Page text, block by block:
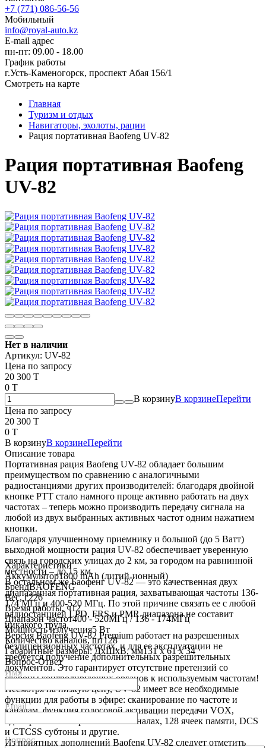
+7 (771) 086-56-56
Мобильный
info@royal-auto.kz
E-mail адрес
пн-пт: 09.00 - 18.00
График работы
г.Усть-Каменогорск, проспект Абая 156/1
Смотреть на карте
Главная
Туризм и отдых
Навигаторы, эхолоты, рации
Рация портативная Baofeng UV-82
Рация портативная Baofeng
UV-82
Нет в наличии
Артикул: UV-82
Цена по запросу
20 300 T
0 T
В корзинуВ корзинеПерейти
Цена по запросу
20 300 T
0 T
В корзинуВ корзинеПерейти
Описание товара
Портативная рация Baofeng UV-82 обладает большим
преимуществом по сравнению с аналогичными
радиостанциями других производителей: благодаря двойной
кнопке РТТ стало намного проще активно работать на двух
частотах – теперь можно производить передачу сигнала на
любой из двух выбранных активных частот одним нажатием
кнопки.
Благодаря улучшенному приемнику и большой (до 5 Ватт)
выходной мощности рация UV-82 обеспечивает уверенную
связь на городских улицах до 2 км, за городом на равнинной
местности – до 15 км.
В остальном же Баофенг UV-82 — это качественная двух
диапазонная портативная рация, захватывающая частоты 136-
174 МГц и 400-520 МГц. По этой причине связать ее с любой
радиостанцией LPD, FRS и PMR диапазона не составит
никакого труда.
Версия Baofeng UV-82 Premium работает на разрешенных
безлицензионных частотах, и для ее эксплуатации не
требуется получение дополнительных разрешительных
документов. Это гарантирует отсутствие претензий со
стороны контролирующих органов к используемым частотам!
Несмотря на низкую цену, UV-82 имеет все необходимые
функции для работы в эфире: сканирование по частоте и
каналам, функция голосовой активации передачи VOX,
одновременный приём на 2-х каналах, 128 ячеек памяти, DCS
и CTCSS субтоны и другие.
Из приятных дополнений Baofeng UV-82 следует отметить
Характеристики
Аккумулятор1800 mАh (литий-ионный)
БрендBAOFENG
Вес, г226
Время работы, ч12
Диапазон частот400 - 520МГц / 136 - 174МГц
Мощность излучения5 Вт
Количество каналов, шт128
Габаритные размеры: ДхШхВ, мм131 х 61 х 34
Вопрос-Ответ
Имя
Email
Вопрос